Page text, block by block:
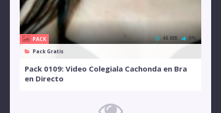
PACK
Pack Gratis
46 MB 0%
Pack 0109: Video Colegiala Cachonda en Bra
en Directo